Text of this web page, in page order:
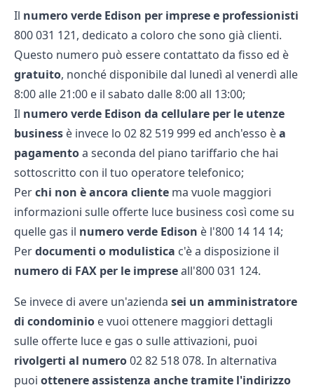
Il numero verde Edison per imprese e professionisti
800 031 121, dedicato a coloro che sono già clienti.
Questo numero può essere contattato da fisso ed è
gratuito, nonché disponibile dal lunedì al venerdì alle
8:00 alle 21:00 e il sabato dalle 8:00 all 13:00;
Il numero verde Edison da cellulare per le utenze
business è invece lo 02 82 519 999 ed anch'esso èa
pagamentoa seconda del piano tariffario che hai
sottoscritto con il tuo operatore telefonico;
Perchi non è ancora cliente ma vuole maggiori
informazioni sulle offerte luce business così come su
quelle gas il numero verde Edison è l'800 14 14 14;
Perdocumenti o modulistica c'è a disposizione il
numero di FAX per le impreseall'800 031 124.
Se invece di avere un'azienda sei un amministratore
di condominio e vuoi ottenere maggiori dettagli
sulle offerte luce e gas o sulle attivazioni, puoi
rivolgerti al numero02 82 518 078. In alternativa
puoi ottenere assistenza anche tramite l'indirizzo